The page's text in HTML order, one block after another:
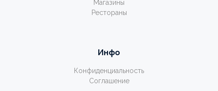
Магазины
Рестораны
Инфо
Конфиденциальность
Соглашение